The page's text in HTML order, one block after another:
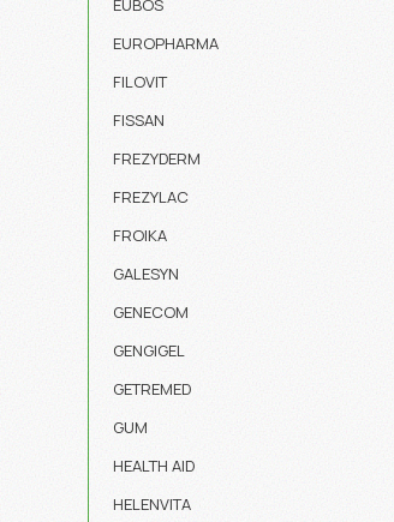
EUBOS
EUROPHARMA
FILOVIT
FISSAN
FREZYDERM
FREZYLAC
FROIKA
GALESYN
GENECOM
GENGIGEL
GETREMED
GUM
HEALTH AID
HELENVITA